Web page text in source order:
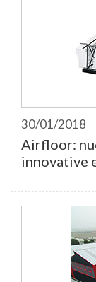
30/01/2018
Airfloor:
innovative